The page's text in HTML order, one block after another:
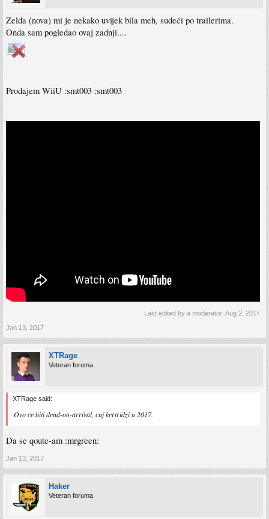
Zelda (nova) mi je nekako uvijek bila meh, sudeći po trailerima.
Onda sam pogledao ovaj zadnji....
Prodajem WiiU :smt003 :smt003
Last edited by a moderator: Aug 2, 2017
Jan 13, 2017
XTRage
Veteran foruma
XTRage said:
Ovo ce biti dead-on-arrival, cuj kertridzi u 2017.
Da se qoute-am :mrgreen:
Jan 13, 2017
Haker
Veteran foruma